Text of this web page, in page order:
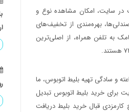
در سایت، امکان مشاهده نوع و
بهره‌مندی از تخفیف‌های
به تلفن همراه، از اصلی‌ترین
امکانات در کنار پشتیبانی‌ ۲۴ ساعته و سادگی تهیه بلیط اتوبوس، ما
برای خرید بلیط اتوبوس تبدیل
از شما هیچ کارمزدی قبال خرید بلیط دریافت